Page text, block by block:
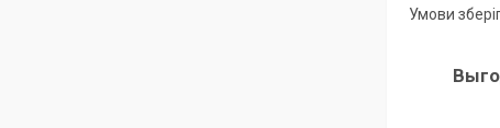
Умови